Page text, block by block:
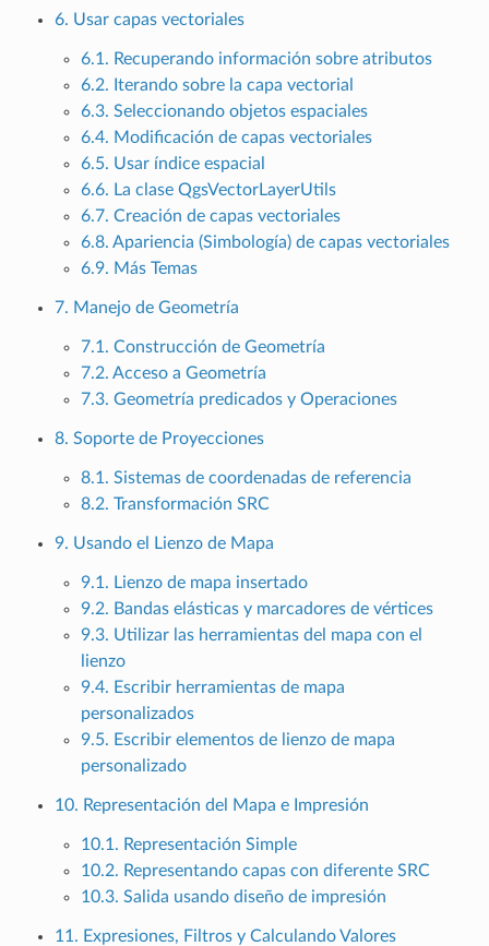
6. Usar capas vectoriales
6.1. Recuperando información sobre atributos
6.2. Iterando sobre la capa vectorial
6.3. Seleccionando objetos espaciales
6.4. Modificación de capas vectoriales
6.5. Usar índice espacial
6.6. La clase QgsVectorLayerUtils
6.7. Creación de capas vectoriales
6.8. Apariencia (Simbología) de capas vectoriales
6.9. Más Temas
7. Manejo de Geometría
7.1. Construcción de Geometría
7.2. Acceso a Geometría
7.3. Geometría predicados y Operaciones
8. Soporte de Proyecciones
8.1. Sistemas de coordenadas de referencia
8.2. Transformación SRC
9. Usando el Lienzo de Mapa
9.1. Lienzo de mapa insertado
9.2. Bandas elásticas y marcadores de vértices
9.3. Utilizar las herramientas del mapa con el
lienzo
9.4. Escribir herramientas de mapa
personalizados
9.5. Escribir elementos de lienzo de mapa
personalizado
10. Representación del Mapa e Impresión
10.1. Representación Simple
10.2. Representando capas con diferente SRC
10.3. Salida usando diseño de impresión
11. Expresiones, Filtros y Calculando Valores